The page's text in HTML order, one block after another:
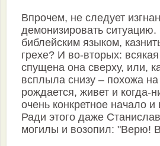
Впрочем, не следует
демонизировать
библейским языком,
грехе? И во-вторых:
спущена она сверху, или,
всплыла снизу – похожа
рождается, живет и когда-
очень конкретное начало
Ради этого даже
могилы и возопил: "Верю!